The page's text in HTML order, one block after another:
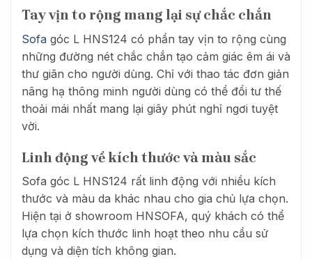
Tay vịn to rộng mang lại sự chắc chắn
Sofa góc L HNS124 có phần tay vịn to rộng cùng
những đường nét chắc chắn tạo cảm giác êm ái và
thư giãn cho người dùng. Chỉ với thao tác đơn giản
nâng hạ thông minh người dùng có thể đổi tư thế
thoải mái nhất mang lại giây phút nghỉ ngơi tuyệt
vời.
Linh động về kích thước và màu sắc
Sofa góc L HNS124 rất linh động với nhiều kích
thước và màu da khác nhau cho gia chủ lựa chọn.
Hiện tại ở showroom HNSOFA, quý khách có thể
lựa chọn kích thước linh hoạt theo nhu cầu sử
dụng và diện tích không gian.